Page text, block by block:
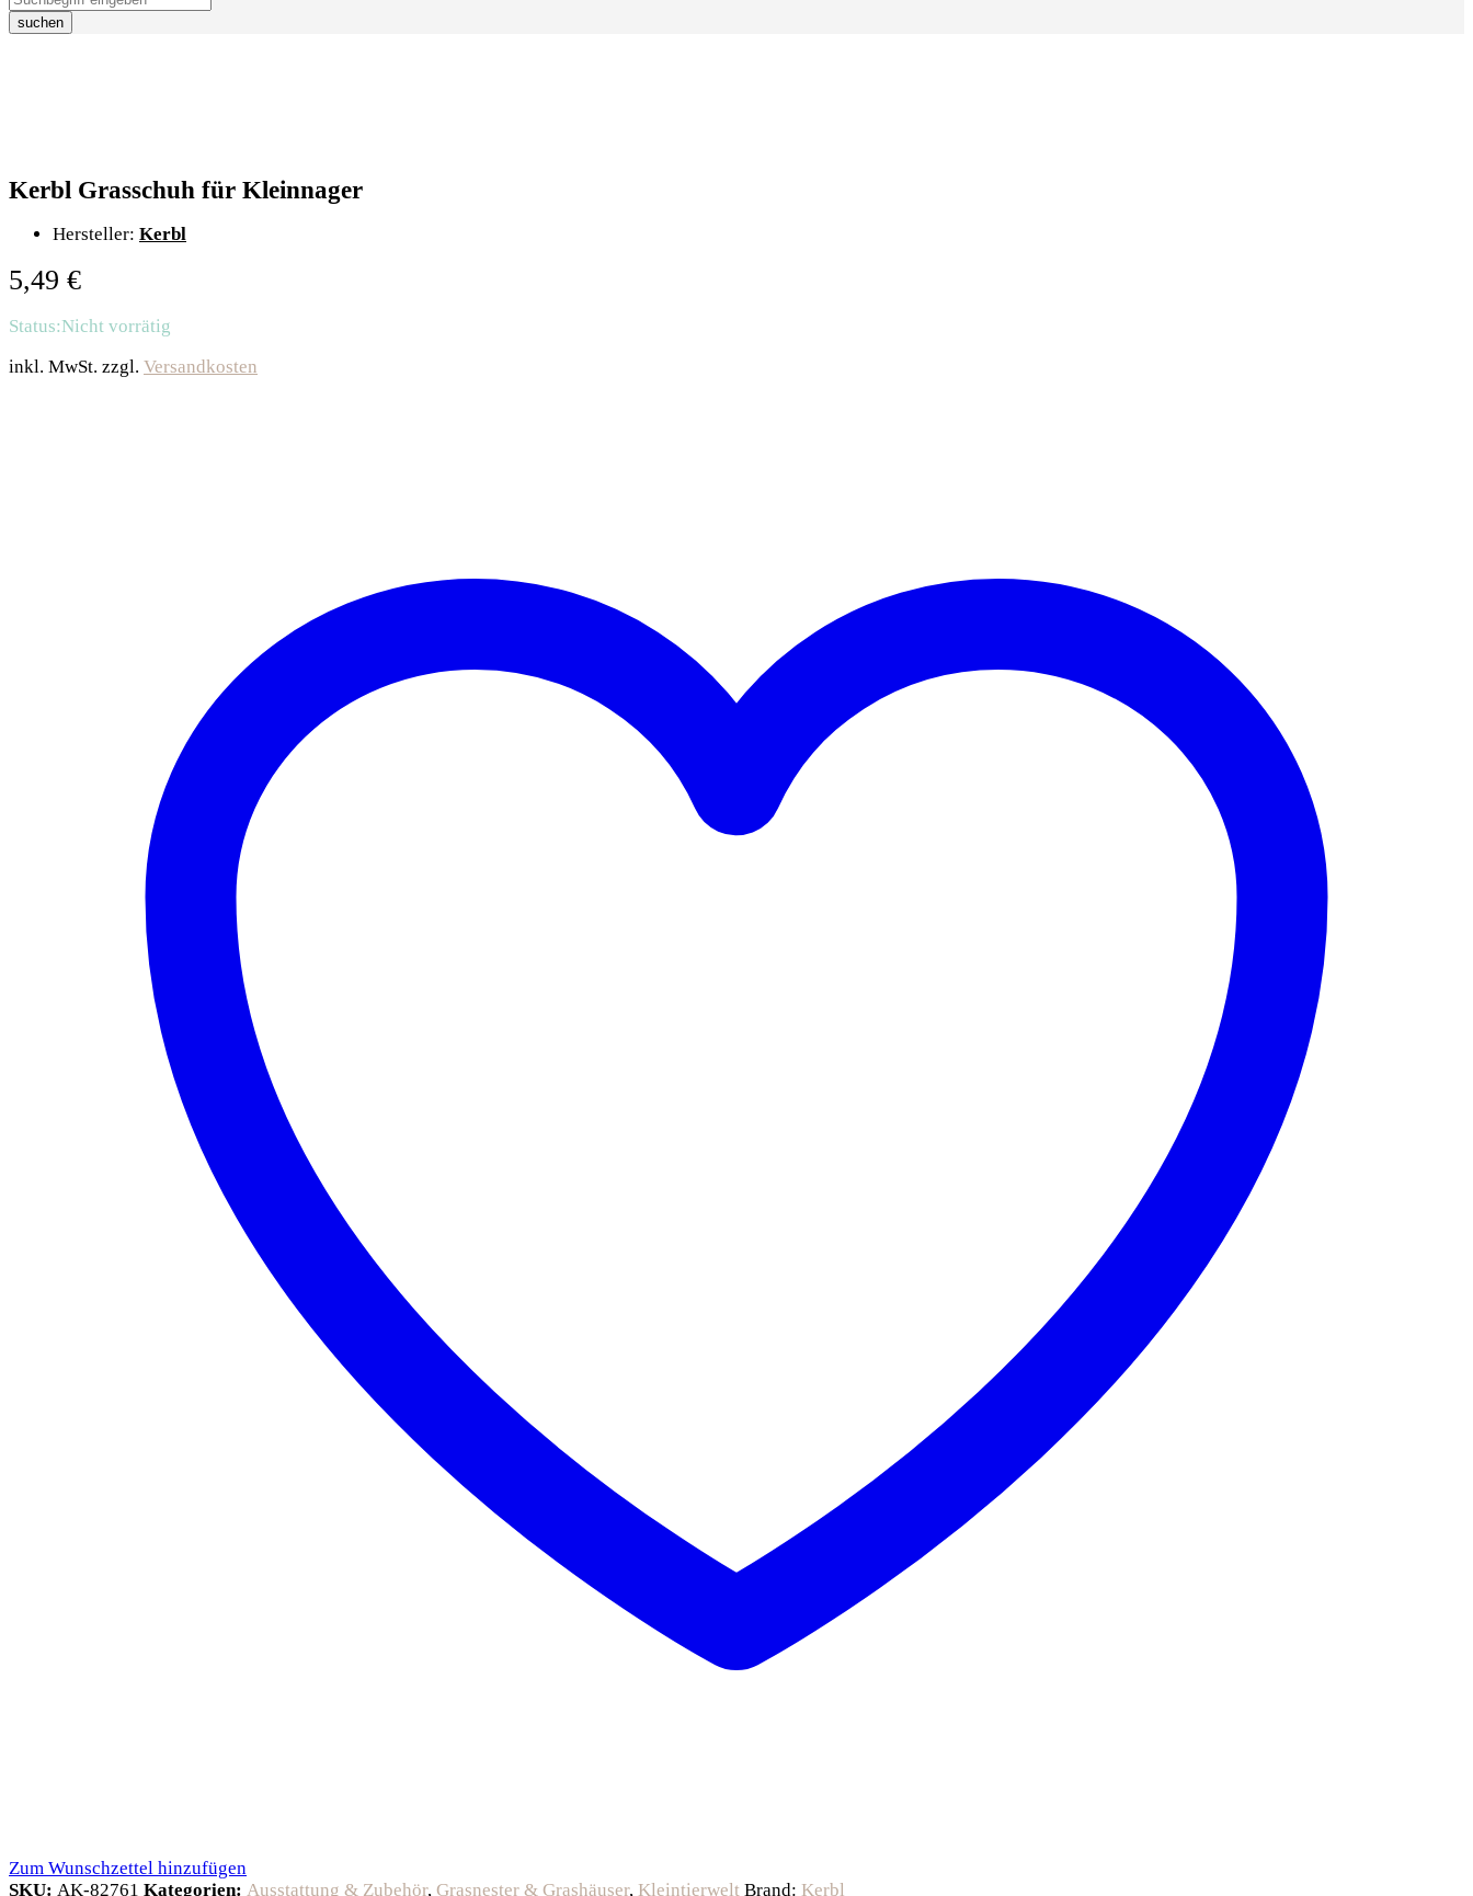
suchen
Kerbl Grasschuh für Kleinnager
Hersteller: Kerbl
5,49 €
Status:Nicht vorrätig
inkl. MwSt. zzgl. Versandkosten
Zum Wunschzettel hinzufügen
SKU: AK-82761 Kategorien: Ausstattung & Zubehör, Grasnester & Grashäuser, Kleintierwelt Brand: Kerbl